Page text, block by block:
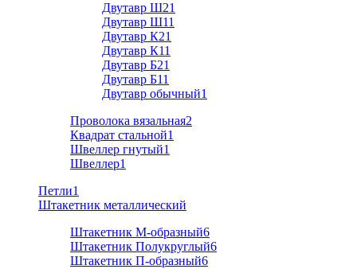
Двутавр Ш21
Двутавр Ш11
Двутавр К21
Двутавр К11
Двутавр Б21
Двутавр Б11
Двутавр обычный1
Проволока вязальная2
Квадрат стальной1
Швеллер гнутый1
Швеллер1
Петли1
Штакетник металлический
Штакетник М-образный6
Штакетник Полукруглый6
Штакетник П-образный6